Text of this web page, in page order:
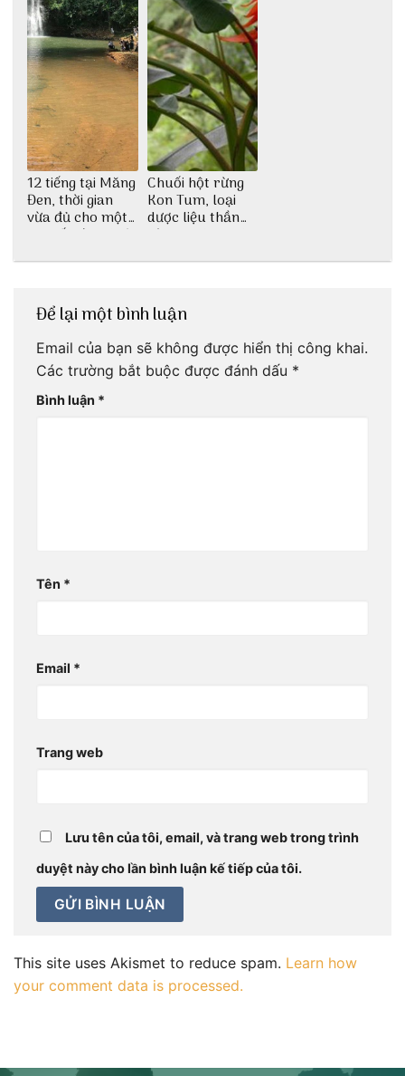
12 tiếng tại Măng
Đen, thời gian
vừa đủ cho một
chuyến đi thú vị
Chuối hột rừng
Kon Tum, loại
dược liệu thần
kỳ của vùng núi
Để lại một bình luận
Email của bạn sẽ không được hiển thị công khai.
Các trường bắt buộc được đánh dấu *
Bình luận *
Tên *
Email *
Trang web
Lưu tên của tôi, email, và trang web trong trình
duyệt này cho lần bình luận kế tiếp của tôi.
This site uses Akismet to reduce spam. Learn how
your comment data is processed.